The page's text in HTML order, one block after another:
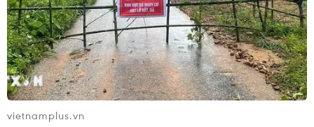
vietnamplus.vn